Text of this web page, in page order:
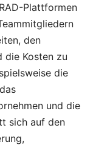
Plattformen
den
die Kosten zu
die
und die
sich auf den